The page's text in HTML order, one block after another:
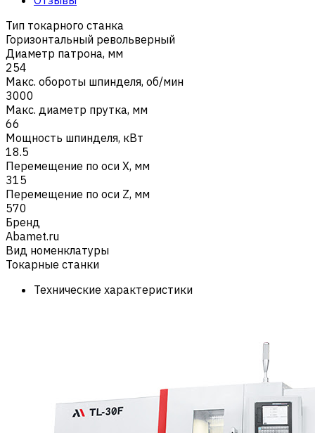
Тип токарного станка
Горизонтальный револьверный
Диаметр патрона, мм
254
Макс. обороты шпинделя, об/мин
3000
Макс. диаметр прутка, мм
66
Мощность шпинделя, кВт
18.5
Перемещение по оси X, мм
315
Перемещение по оси Z, мм
570
Бренд
Abamet.ru
Вид номенклатуры
Токарные станки
Технические характеристики